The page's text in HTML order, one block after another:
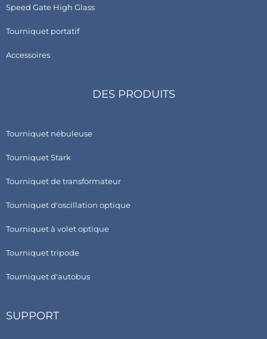
Speed Gate High Glass
Tourniquet portatif
Accessoires
DES PRODUITS
Tourniquet nébuleuse
Tourniquet Stark
Tourniquet de transformateur
Tourniquet d'oscillation optique
Tourniquet à volet optique
Tourniquet tripode
Tourniquet d'autobus
SUPPORT